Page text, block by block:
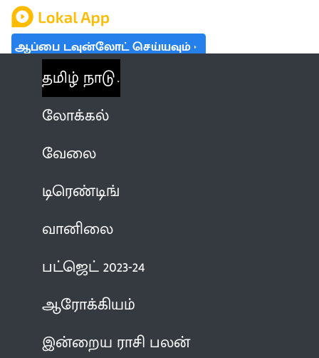
ஆப்பை டவுன்லோட் செய்யவும்
தமிழ் நாடு
லோக்கல்
வேலை
டிரெண்டிங்
வானிலை
பட்ஜெட் 2023-24
ஆரோக்கியம்
இன்றைய ராசி பலன்